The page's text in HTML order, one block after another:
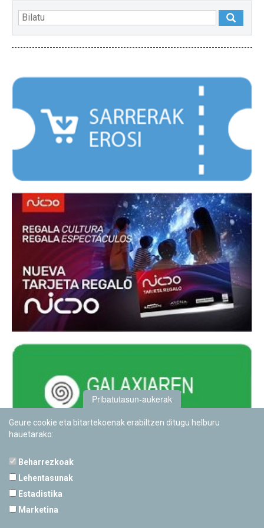
Pribatutasun-aukerak
Geure cookie eta bitartekoenak erabiltzen ditugu helburu
hauetarako:
Beharrezkoak
Lehentasunak
Estadistika
Marketina